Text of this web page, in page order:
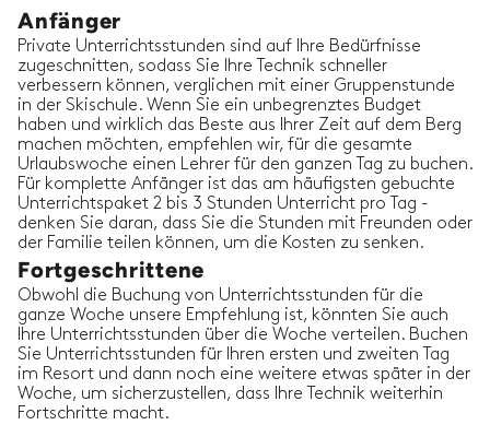
Anfänger
Private Unterrichtsstunden sind auf Ihre Bedürfnisse
zugeschnitten, sodass Sie Ihre Technik schneller
verbessern können, verglichen mit einer Gruppenstunde
in der Skischule. Wenn Sie ein unbegrenztes Budget
haben und wirklich das Beste aus Ihrer Zeit auf dem Berg
machen möchten, empfehlen wir, für die gesamte
Urlaubswoche einen Lehrer für den ganzen Tag zu buchen.
Für komplette Anfänger ist das am häufigsten gebuchte
Unterrichtspaket 2 bis 3 Stunden Unterricht pro Tag -
denken Sie daran, dass Sie die Stunden mit Freunden oder
der Familie teilen können, um die Kosten zu senken.
Fortgeschrittene
Obwohl die Buchung von Unterrichtsstunden für die
ganze Woche unsere Empfehlung ist, könnten Sie auch
Ihre Unterrichtsstunden über die Woche verteilen. Buchen
Sie Unterrichtsstunden für Ihren ersten und zweiten Tag
im Resort und dann noch eine weitere etwas später in der
Woche, um sicherzustellen, dass Ihre Technik weiterhin
Fortschritte macht.